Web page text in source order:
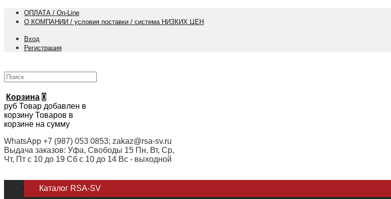
ОПЛАТА / On-Line
О КОМПАНИИ / условия поставки / система НИЗКИХ ЦЕН
Вход
Регистрация
Корзина 0
руб Товар добавлен в
корзину Товаров в
корзине на сумму
WhatsApp +7 (987) 053 0853; zakaz@rsa-sv.ru
Выдача заказов: Уфа, Свободы 15 Пн, Вт, Ср,
Чт, Пт с 10 до 19 Сб с 10 до 14 Вс - выходной
Каталог RSA-SV